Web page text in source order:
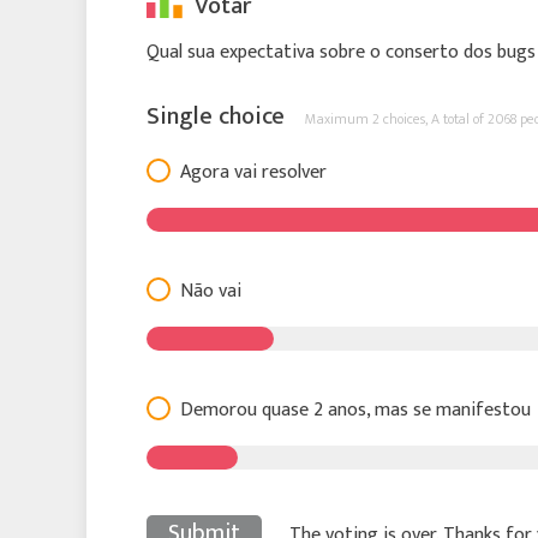
Qual sua expectativa sobre o conserto dos bugs
Single choice Maximum 2 choices,A total of 2068
Agora vai resolver
Não vai
Demorou quase 2 anos, mas se manifestou